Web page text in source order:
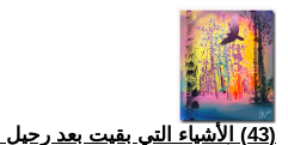
(43) الأشياء التي بقيت بعد رحيل أصحابها